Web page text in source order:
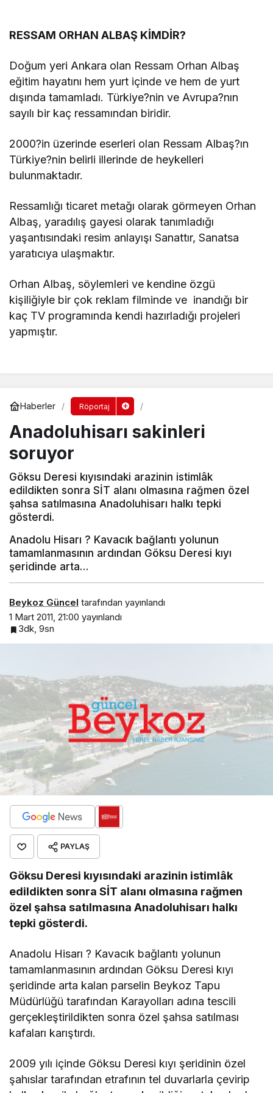
RESSAM ORHAN ALBAŞ KİMDİR?
Doğum yeri Ankara olan Ressam Orhan Albaş
eğitim hayatını hem yurt içinde ve hem de yurt
dışında tamamladı. Türkiye?nin ve Avrupa?nın
sayılı bir kaç ressamından biridir.
2000?in üzerinde eserleri olan Ressam Albaş?ın
Türkiye?nin belirli illerinde de heykelleri
bulunmaktadır.
Ressamlığı ticaret metağı olarak görmeyen Orhan
Albaş, yaradılış gayesi olarak tanımladığı
yaşantısındaki resim anlayışı Sanattır, Sanatsa
yaratıcıya ulaşmaktır.
Orhan Albaş, söylemleri ve kendine özgü
kişiliğiyle bir çok reklam filminde ve inandığı bir
kaç TV programında kendi hazırladığı projeleri
yapmıştır.
Haberler Röportaj
Anadoluhisarı sakinleri
soruyor
Göksu Deresi kıyısındaki arazinin istimlâk
edildikten sonra SİT alanı olmasına rağmen özel
şahsa satılmasına Anadoluhisarı halkı tepki
gösterdi.
Anadolu Hisarı ? Kavacık bağlantı yolunun
tamamlanmasının ardından Göksu Deresi kıyı
şeridinde arta…
Beykoz Güncel tarafından yayınlandı
1 Mart 2011, 21:00 yayınlandı
3dk, 9sn
PAYLAŞ
Göksu Deresi kıyısındaki arazinin istimlâk
edildikten sonra SİT alanı olmasına rağmen
özel şahsa satılmasına Anadoluhisarı halkı
tepki gösterdi.
Anadolu Hisarı ? Kavacık bağlantı yolunun
tamamlanmasının ardından Göksu Deresi kıyı
şeridinde arta kalan parselin Beykoz Tapu
Müdürlüğü tarafından Karayolları adına tescili
gerçekleştirildikten sonra özel şahsa satılması
kafaları karıştırdı.
2009 yılı içinde Göksu Deresi kıyı şeridinin özel
şahıslar tarafından etrafının tel duvarlarla çevirip